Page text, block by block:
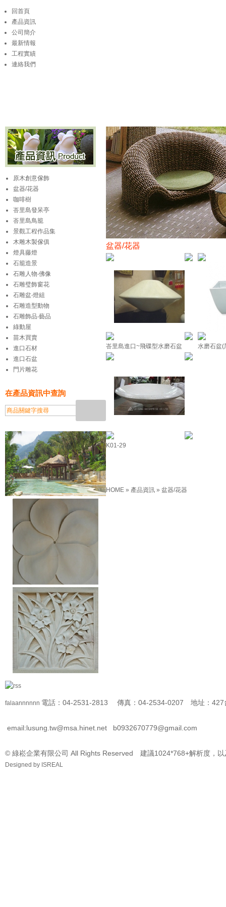
回首頁
產品資訊
公司簡介
最新情報
工程實績
連絡我們
盆器/花器
峇里島進口~飛碟型水磨石盆 水磨石盆(
K01-29
HOME » 產品資訊 » 盆器/花器
原木創意傢飾
盆器/花器
咖啡樹
峇里島發呆亭
峇里島鳥籠
景觀工程作品集
木雕木製傢俱
燈具藤燈
石籠造景
石雕人物‧佛像
石雕璧飾窗花
石雕盆‧燈組
石雕造型動物
石雕飾品‧藝品
綠動屋
苗木買賣
進口石材
進口石盆
門片雕花
在產品資訊中查詢
falaannnnnn 電話：04-2531-2813 傳真：04-2534-0207 地址：427
email:lusung.tw@msa.hinet.net b0932670779@gmail.com
© 綠崧企業有限公司 All Rights Reserved 建議1024*768+解析度，以
Designed by ISREAL